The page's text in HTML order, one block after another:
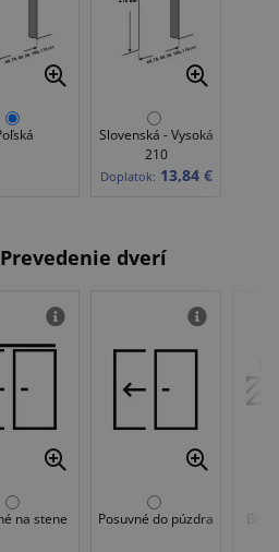
Slovenská - Vysoká
210
Doplatok: 13,84 €
Prevedenie dverí
na stene Posuvné do púzdra